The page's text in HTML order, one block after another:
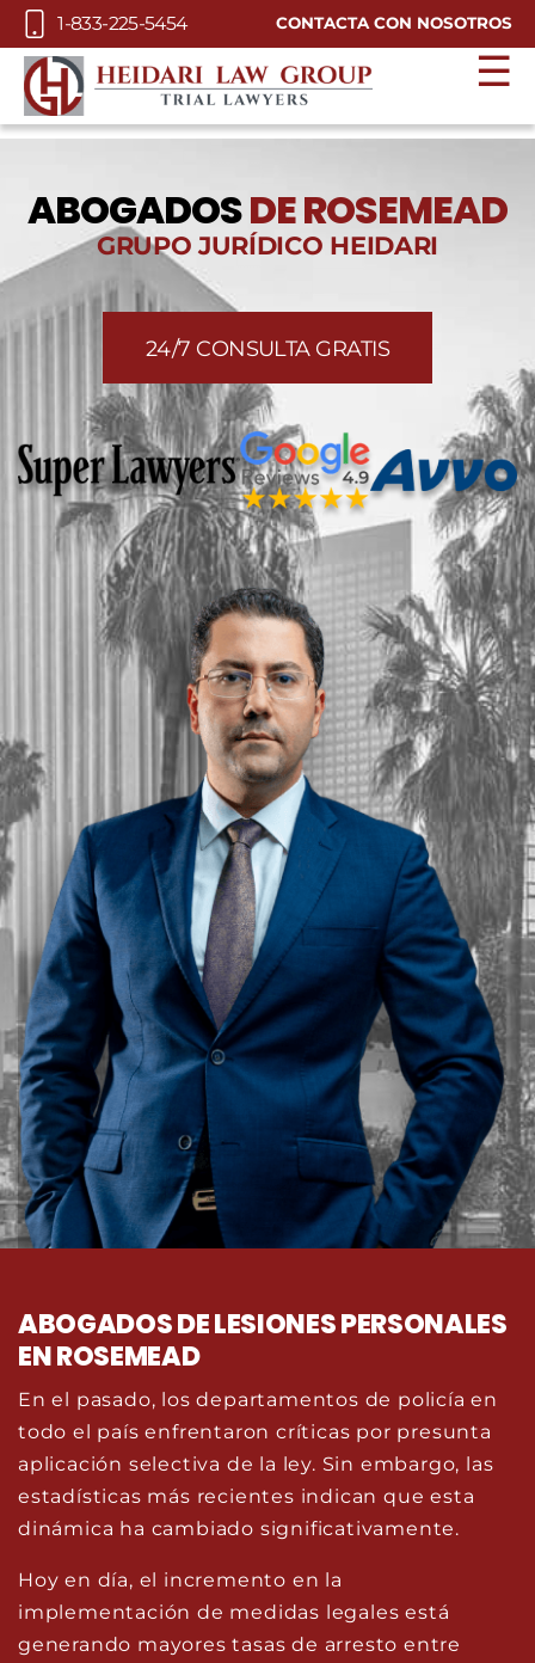
Skip to Main Content
1-833-225-5454 CONTACTA CON NOSOTROS
☰
ABOGADOSDE ROSEMEAD
GRUPO JURÍDICO HEIDARI
24/7 CONSULTA GRATIS
ABOGADOS DE LESIONES PERSONALES
EN ROSEMEAD
En el pasado, los departamentos de policía en
todo el país enfrentaron críticas por presunta
aplicación selectiva de la ley. Sin embargo, las
estadísticas más recientes indican que esta
dinámica ha cambiado significativamente.
Hoy en día, el incremento en la
implementación de medidas legales está
generando mayores tasas de arresto entre